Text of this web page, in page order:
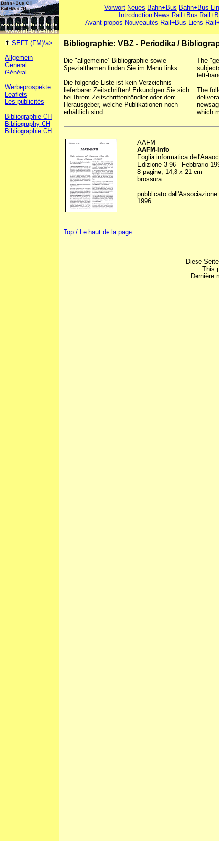
Vorwort Neues Bahn+Bus Bahn+Bus
Introduction News Rail+Bus
Avant-propos Nouveautés Rail+Bus Liens
SEFT (FM)/a>
Allgemein
General
Général
Werbeprospekte
Leaflets
Les publicités
Bibliographie CH
Bibliography CH
Bibliographie CH
Bibliographie: VBZ - Periodika /
Die "allgemeine" Bibliographie sowie
Spezialthemen finden Sie im Menü links.
Die folgende Liste ist kein Verzeichnis
lieferbarer Zeitschriften! Erkundigen Sie sich
bei Ihrem Zeitschriftenhändler oder dem
Herausgeber, welche Publikationen noch
erhältlich sind.
The
left-
The
which
AAFM
AAFM-Info
Foglia informatica
Edizione 3-96 Febbrario
8 pagine, 14,8 x 21 cm
brossura
pubblicato
1996
Top / Le haut de la page
Diese
This
Dernière